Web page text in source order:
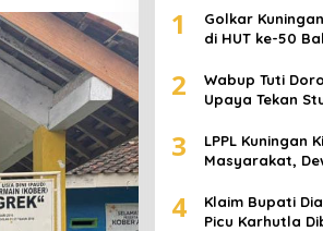
1
Golkar
di HUT ke-50
2
Wabup Tuti
Upaya Tekan
3
LPPL Kuningan
Masyarakat,
4
Klaim Bupati
Picu Karhutla